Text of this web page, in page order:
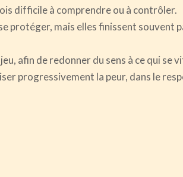
difficile à comprendre ou à contrôler.
protéger, mais elles finissent souvent
afin de redonner du sens à ce qui se
progressivement la peur, dans le